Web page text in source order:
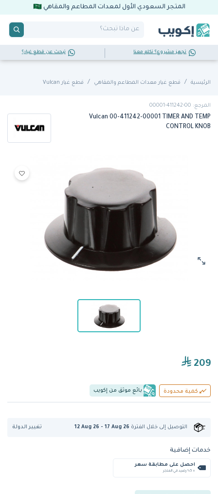
المتجر السعودي الأول لمعدات المطاعم والمقاهي
تجهز مشروع؟ تكلم معنا تبحث عن قطع غيار؟
الرئيسية قطع غيار معدات المطاعم والمقاهي قطع غيار Vulcan
المرجع: 00-411242-00001
Vulcan 00-411242-00001 TIMER AND TEMP
CONTROL KNOB
209
كمية محدودة بائع موثق من إكويب
التوصيل إلى خلال الفترة 12 Aug 26 - 17 Aug 26 تغيير الدولة
خدمات إضافية
احصل على مطابقة سعر
+ %5 رصيد في المتجر